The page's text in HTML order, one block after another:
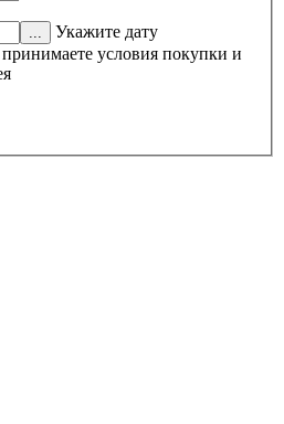
Укажите дату
условия покупки и